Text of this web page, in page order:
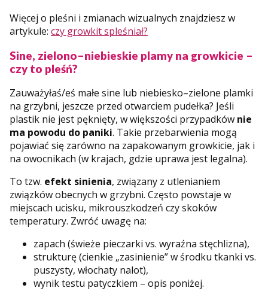
Więcej o pleśni i zmianach wizualnych znajdziesz w
artykule: czy growkit spleśniał?
Sine, zielono–niebieskie plamy na growkicie –
czy to pleśń?
Zauważyłaś/eś małe sine lub niebiesko–zielone plamki
na grzybni, jeszcze przed otwarciem pudełka? Jeśli
plastik nie jest pęknięty, w większości przypadków nie
ma powodu do paniki. Takie przebarwienia mogą
pojawiać się zarówno na zapakowanym growkicie, jak i
na owocnikach (w krajach, gdzie uprawa jest legalna).
To tzw. efekt sinienia, związany z utlenianiem
związków obecnych w grzybni. Często powstaje w
miejscach ucisku, mikrouszkodzeń czy skoków
temperatury. Zwróć uwagę na:
zapach (świeże pieczarki vs. wyraźna stęchlizna),
strukturę (cienkie „zasinienie” w środku tkanki vs.
puszysty, włochaty nalot),
wynik testu patyczkiem – opis poniżej.